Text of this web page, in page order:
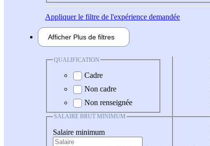
Appliquerle filtre de l'expérience demandée
Afficher Plus de filtres
QUALIFICATION
Cadre
Non cadre
Non renseignée
SALAIRE BRUT MINIMUM
Salaire minimum